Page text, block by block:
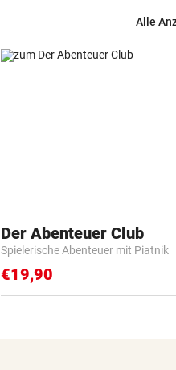
Alle
Der Abenteuer Club
Spielerische Abenteuer mit Piatnik
€19,90